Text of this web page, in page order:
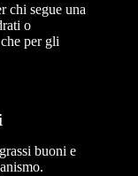
chi segue una
o
per gli
buoni e